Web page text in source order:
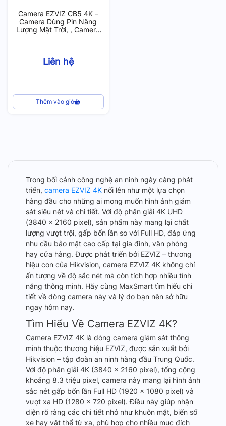
Camera EZVIZ CB5 4K –
Camera Dùng Pin Năng
Lượng Mặt Trời, , Camera
Liên hệ
Thêm vào giỏ
Trong bối cảnh công nghệ an ninh ngày càng phát
triển, camera EZVIZ 4K nổi lên như một lựa chọn
hàng đầu cho những ai mong muốn hình ảnh giám
sát siêu nét và chi tiết. Với độ phân giải 4K UHD
(3840 x 2160 pixel), sản phẩm này mang lại chất
lượng vượt trội, gấp bốn lần so với Full HD, đáp ứng
nhu cầu bảo mật cao cấp tại gia đình, văn phòng
hay cửa hàng. Được phát triển bởi EZVIZ – thương
hiệu con của Hikvision, camera EZVIZ 4K không chỉ
ấn tượng về độ sắc nét mà còn tích hợp nhiều tính
năng thông minh. Hãy cùng MaxSmart tìm hiểu chi
tiết về dòng camera này và lý do bạn nên sở hữu
ngay hôm nay.
Tìm Hiểu Về Camera EZVIZ 4K?
Camera EZVIZ 4K là dòng camera giám sát thông
minh thuộc thương hiệu EZVIZ, được sản xuất bởi
Hikvision – tập đoàn an ninh hàng đầu Trung Quốc.
Với độ phân giải 4K (3840 x 2160 pixel), tổng cộng
khoảng 8.3 triệu pixel, camera này mang lại hình ảnh
sắc nét gấp bốn lần Full HD (1920 x 1080 pixel) và
vượt xa HD (1280 x 720 pixel). Điều này giúp nhận
diện rõ ràng các chi tiết nhỏ như khuôn mặt, biển số
xe hay vật thể từ xa, phù hợp cho nhiều mục đích